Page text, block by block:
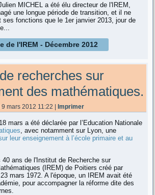
MICHEL a été élu directeur de l'IREM,
une longue période de transition, et il ne
ses fonctions que le 1er janvier 2013, jour de
de l'IREM - Décembre 2012
recherches sur
des mathématiques.
mars 2012 11:22 |Imprimer
mars a été déclarée par l’Education Nationale
, avec notamment sur Lyon, une
leur enseignement à l’école primaire et au
ans de l'Institut de Recherche sur
(IREM) de Poitiers créé par
mars 1972. A l'époque, un IREM avait été
pour accompagner la réforme dite des